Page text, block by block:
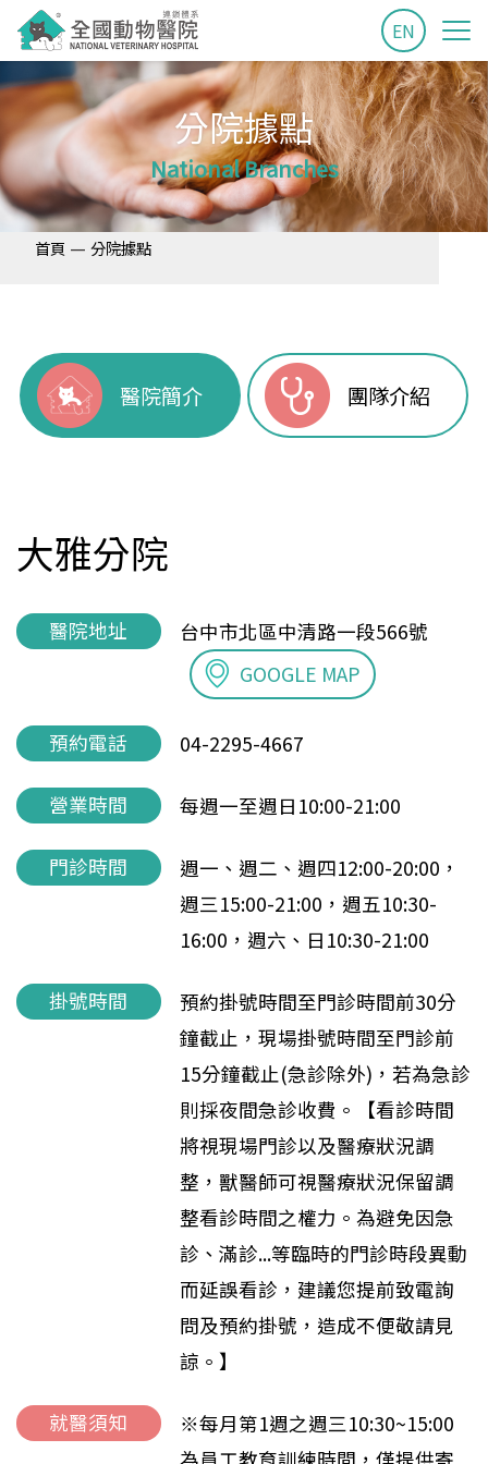
EN
分院據點
National Branches
首頁 — 分院據點
醫院簡介 團隊介紹
大雅分院
醫院地址
台中市北區中清路一段566號
GOOGLE MAP
預約電話 04-2295-4667
營業時間 每週一至週日10:00-21:00
門診時間
週一、週二、週四12:00-20:00，
週三15:00-21:00，週五10:30-
16:00，週六、日10:30-21:00
掛號時間
預約掛號時間至門診時間前30分
鐘截止，現場掛號時間至門診前
15分鐘截止(急診除外)，若為急診
則採夜間急診收費。【看診時間
將視現場門診以及醫療狀況調
整，獸醫師可視醫療狀況保留調
整看診時間之權力。為避免因急
診、滿診...等臨時的門診時段異動
而延誤看診，建議您提前致電詢
問及預約掛號，造成不便敬請見
諒。】
就醫須知
※每月第1週之週三10:30~15:00